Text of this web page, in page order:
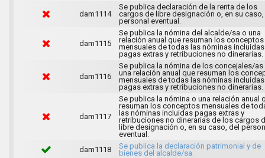
dam1114
Se publica declaración de la renta de los
cargos de libre designación o, en su
personal eventual.
dam1115
Se publica la nómina del alcalde/sa o una
relación anual que resuman los conceptos
mensuales de todas las nóminas incluidas
pagas extras y retribuciones no dinerarias.
dam1116
Se publica la nómina de los concejales/as
una relación anual que resuman los
mensuales de todas las nóminas incluidas
pagas extras y retribuciones no dinerarias.
dam1117
Se publica la nómina o una relación anual
resuman los conceptos mensuales de
las nóminas incluidas pagas extras y
retribuciones no dinerarias de los cargos
libre designación o, en su caso, del
eventual.
dam1118
Se publica la declaración patrimonial y de
bienes del alcalde/sa.